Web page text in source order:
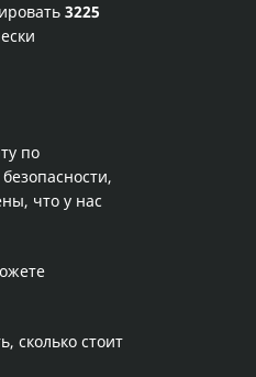
3225
по
что у нас
сколько стоит